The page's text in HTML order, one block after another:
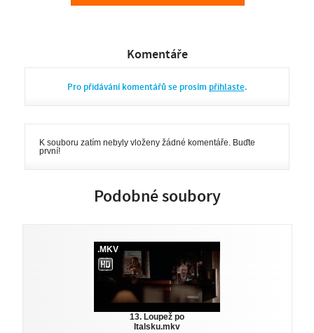
Komentáře
Pro přidávání komentářů se prosím přihlaste.
K souboru zatím nebyly vloženy žádné komentáře. Buďte
první!
Podobné soubory
.MKV
13. Loupež po
Italsku.mkv